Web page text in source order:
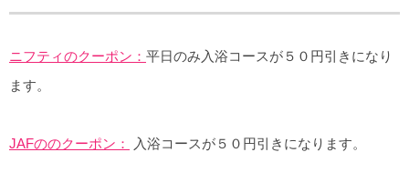
ニフティのクーポン： 平日のみ入浴コースが５０円引きになり
ます。
JAFののクーポン： 入浴コースが５０円引きになります。